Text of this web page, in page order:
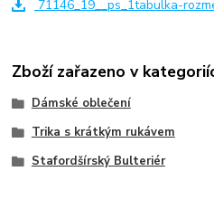
71146_19__ps_1tabulka-
Zboží zařazeno v
Dámské oblečení
Trika s krátkým rukávem
Stafordšírský Bulteriér